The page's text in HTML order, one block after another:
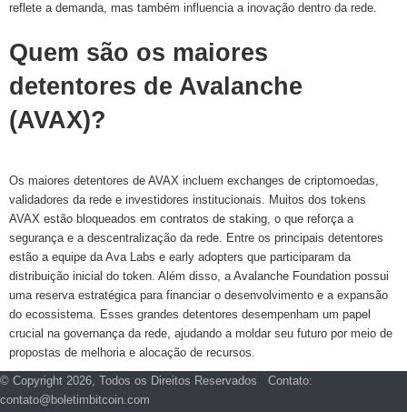
reflete a demanda, mas também influencia a inovação dentro da rede.
Quem são os maiores
detentores de Avalanche
(AVAX)?
Os maiores detentores de AVAX incluem exchanges de criptomoedas,
validadores da rede e investidores institucionais. Muitos dos tokens
AVAX estão bloqueados em contratos de staking, o que reforça a
segurança e a descentralização da rede. Entre os principais detentores
estão a equipe da Ava Labs e early adopters que participaram da
distribuição inicial do token. Além disso, a Avalanche Foundation possui
uma reserva estratégica para financiar o desenvolvimento e a expansão
do ecossistema. Esses grandes detentores desempenham um papel
crucial na governança da rede, ajudando a moldar seu futuro por meio de
propostas de melhoria e alocação de recursos.
© Copyright 2026, Todos os Direitos Reservados Contato:
contato@boletimbitcoin.com